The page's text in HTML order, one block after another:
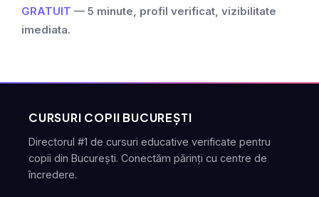
GRATUIT — 5 minute, profil verificat, vizibilitate
imediata.
CURSURI COPII BUCUREȘTI
Directorul #1 de cursuri educative verificate pentru
copii din București. Conectăm părinți cu centre de
încredere.